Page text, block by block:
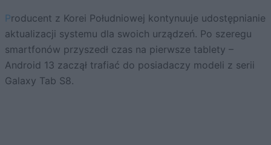
Producent z Korei Południowej kontynuuje udostępnianie
aktualizacji systemu dla swoich urządzeń. Po szeregu
smartfonów przyszedł czas na pierwsze tablety –
Android 13 zaczął trafiać do posiadaczy modeli z serii
Galaxy Tab S8.